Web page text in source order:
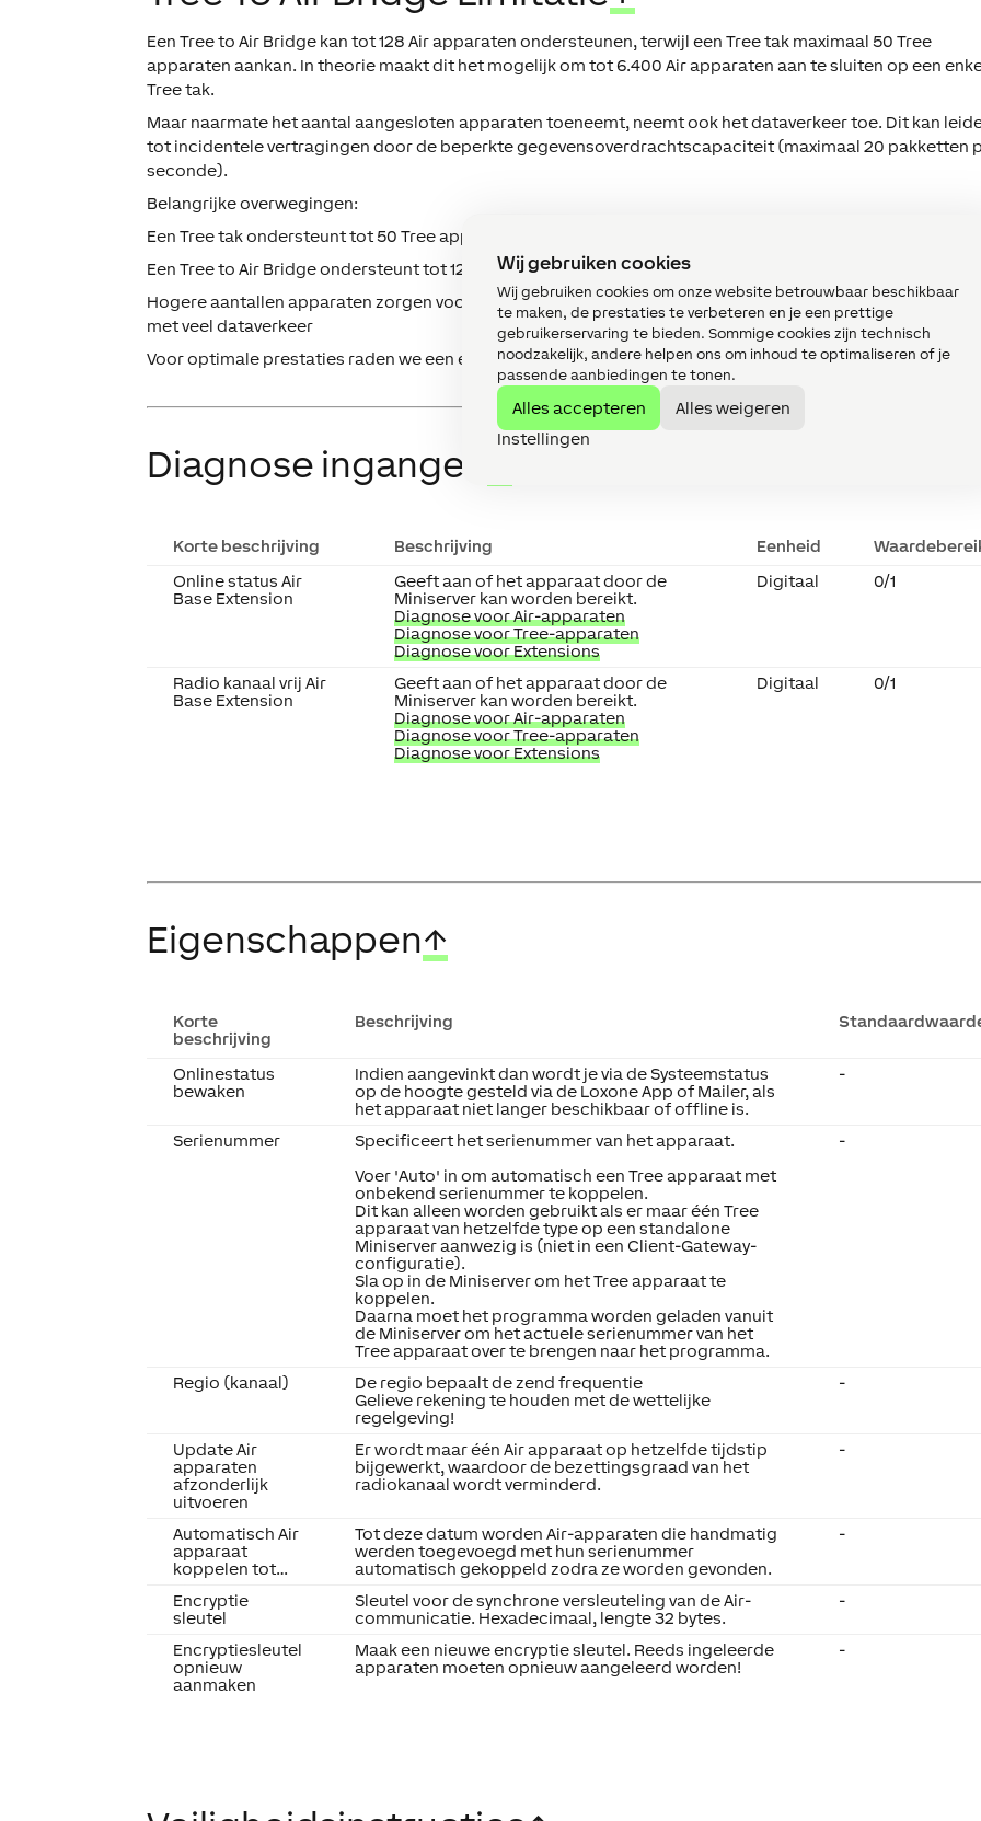
Wij gebruiken cookies
Wij gebruiken cookies om onze website betrouwbaar beschikbaar
te maken, de prestaties te verbeteren en je een prettige
gebruikerservaring te bieden. Sommige cookies zijn technisch
noodzakelijk, andere helpen ons om inhoud te optimaliseren of je
passende aanbiedingen te tonen.
Alles accepteren
Alles weigeren
Instellingen
Een Tree to Air Bridge kan tot128 Air apparaten ondersteunen, terwijl een Tree tak maximaal50 Tree
apparaten aankan. In theorie maakt dit het mogelijk om tot 6.400 Air apparaten aan te sluiten op een
Tree tak.
Maar naarmate het aantal aangesloten apparaten toeneemt, neemt ook het dataverkeer toe. Dit kan
tot incidentele vertragingen door de beperkte gegevensoverdrachtscapaciteit (maximaal 20 pakketten
seconde).
Belangrijke overwegingen:
EenTree takondersteunt tot50 Tree apparaten.
EenTree to Air Bridgeondersteunt tot128 Air-apparaten.
Hogere aantallen apparaten zorgen voor meer dataverkeer, wat kan leiden totvertraging, vooral in
met veel dataverkeer
Vooroptimale prestaties raden we eenevenwichtige verdeling van apparaten aan.
Diagnose ingangen
Korte beschrijving Beschrijving Eenheid
Online status Air
Base Extension
Geeft aan of het apparaat door de
Miniserver kan worden bereikt.
Diagnose voor Air-apparaten
Diagnose voor Tree-apparaten
Diagnose voor Extensions
Digitaal 0/1
Radio kanaal vrij Air
Base Extension
Geeft aan of het apparaat door de
Miniserver kan worden bereikt.
Diagnose voor Air-apparaten
Diagnose voor Tree-apparaten
Diagnose voor Extensions
Digitaal 0/1
Eigenschappen↑
Korte
beschrijving
Beschrijving
Onlinestatus
bewaken
Indien aangevinkt dan wordt je via de Systeemstatus
op de hoogte gesteld via de Loxone App of Mailer, als
het apparaat niet langer beschikbaar of offline is.
-
Serienummer
Specificeert het serienummer van het apparaat.
Voer 'Auto' in om automatisch een Tree apparaat met
onbekend serienummer te koppelen.
Dit kan alleen worden gebruikt als er maar één Tree
apparaat van hetzelfde type op een standalone
Miniserver aanwezig is (niet in een Client-Gateway-
configuratie).
Sla op in de Miniserver om het Tree apparaat te
koppelen.
Daarna moet het programma worden geladen vanuit
de Miniserver om het actuele serienummer van het
Tree apparaat over te brengen naar het programma.
-
Regio (kanaal)
De regio bepaalt de zend frequentie
Gelieve rekening te houden met de wettelijke
regelgeving!
-
Update Air
apparaten
afzonderlijk
uitvoeren
Er wordt maar één Air apparaat op hetzelfde tijdstip
bijgewerkt, waardoor de bezettingsgraad van het
radiokanaal wordt verminderd.
-
Automatisch Air
apparaat
koppelen tot…
Tot deze datum worden Air-apparaten die handmatig
werden toegevoegd met hun serienummer
automatisch gekoppeld zodra ze worden gevonden.
-
Encryptie
sleutel
Sleutel voor de synchrone versleuteling van de Air-
communicatie. Hexadecimaal, lengte 32 bytes.
-
Encryptiesleutel
opnieuw
aanmaken
Maak een nieuwe encryptie sleutel. Reeds ingeleerde
apparaten moeten opnieuw aangeleerd worden!
-